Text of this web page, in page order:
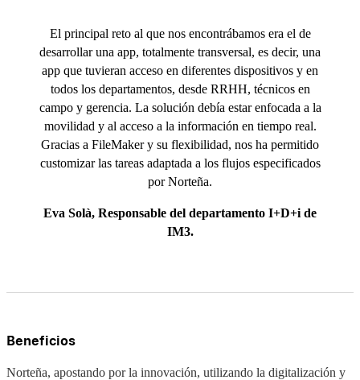
El principal reto al que nos encontrábamos era el de
desarrollar una app, totalmente transversal, es decir, una
app que tuvieran acceso en diferentes dispositivos y en
todos los departamentos, desde RRHH, técnicos en
campo y gerencia. La solución debía estar enfocada a la
movilidad y al acceso a la información en tiempo real.
Gracias a FileMaker y su flexibilidad, nos ha permitido
customizar las tareas adaptada a los flujos especificados
por Norteña.
Eva Solà, Responsable del departamento I+D+i de
IM3.
Beneficios
Norteña, apostando por la innovación, utilizando la digitalización y